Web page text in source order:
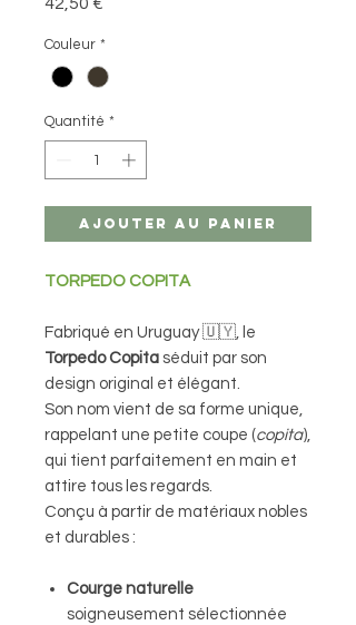
Couleur *
Quantité *
Ajouter au panier
TORPEDO COPITA
Fabriqué en Uruguay 🇺🇾, le
Torpedo Copita séduit par son
design original et élégant.
Son nom vient de sa forme unique,
rappelant une petite coupe (copita),
qui tient parfaitement en main et
attire tous les regards.
Conçu à partir de matériaux nobles
et durables :
Courge naturelle
soigneusement sélectionnée